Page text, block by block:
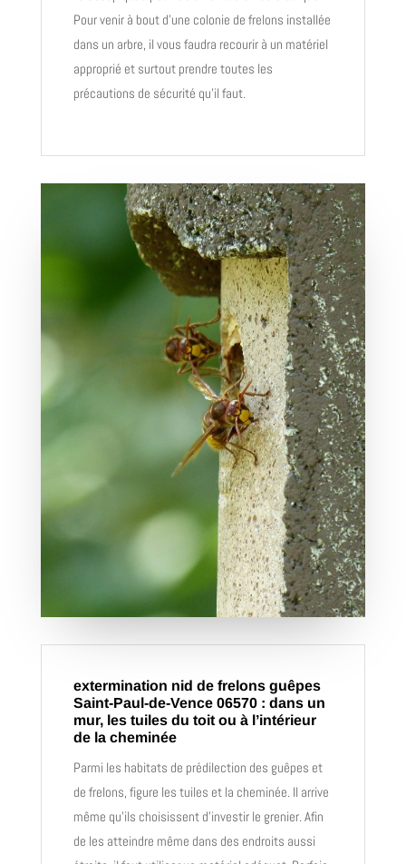
Pour venir à bout d’une colonie de frelons installée
dans un arbre, il vous faudra recourir à un matériel
approprié et surtout prendre toutes les
précautions de sécurité qu’il faut.
extermination nid de frelons guêpes
Saint-Paul-de-Vence 06570 : dans un
mur, les tuiles du toit ou à l’intérieur
de la cheminée
Parmi les habitats de prédilection des guêpes et
de frelons, figure les tuiles et la cheminée. Il arrive
même qu’ils choisissent d’investir le grenier. Afin
de les atteindre même dans des endroits aussi